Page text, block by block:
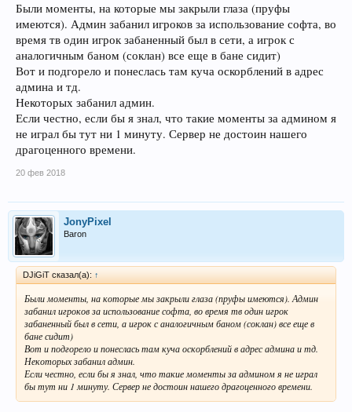
Были моменты, на которые мы закрыли глаза (пруфы
имеются). Админ забанил игроков за использование софта, во
время тв один игрок забаненный был в сети, а игрок с
аналогичным баном (соклан) все еще в бане сидит)
Вот и подгорело и понеслась там куча оскорблений в адрес
админа и тд.
Некоторых забанил админ.
Если честно, если бы я знал, что такие моменты за админом я
не играл бы тут ни 1 минуту. Сервер не достоин нашего
драгоценного времени.
20 фев 2018
JonyPixel
Baron
DJiGiT сказал(а): ↑
Были моменты, на которые мы закрыли глаза (пруфы имеются). Админ
забанил игроков за использование софта, во время тв один игрок
забаненный был в сети, а игрок с аналогичным баном (соклан) все еще в
бане сидит)
Вот и подгорело и понеслась там куча оскорблений в адрес админа и тд.
Некоторых забанил админ.
Если честно, если бы я знал, что такие моменты за админом я не играл
бы тут ни 1 минуту. Сервер не достоин нашего драгоценного времени.